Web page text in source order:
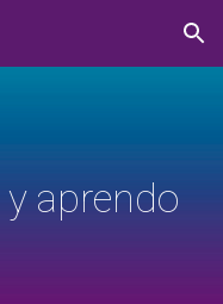
Skip to navigation
aprendo